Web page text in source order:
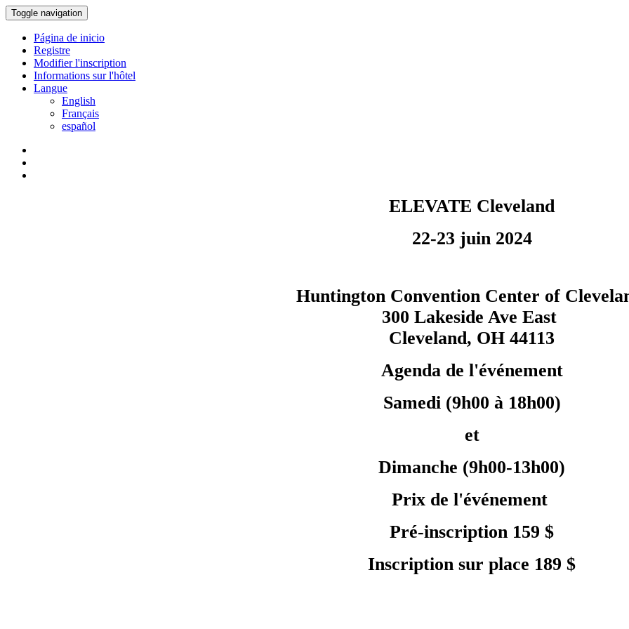
Toggle navigation
Página de inicio
Registre
Modifier l'inscription
Informations sur l'hôtel
Langue
English
Français
español
ELEVATE Cleveland
22-23 juin 2024
Huntington Convention Center of
300 Lakeside Ave East
Cleveland, OH 44113
Agenda de l'événement
Samedi (9h00 à 18h00)
et
Dimanche (9h00-13h00)
Prix de l'événement
Pré-inscription 159 $
Inscription sur place 189 $